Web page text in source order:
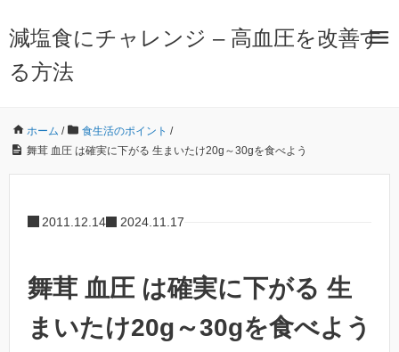
減塩食にチャレンジ – 高血圧を改善す
る方法
ホーム / 食生活のポイント /
舞茸 血圧 は確実に下がる 生まいたけ20g～30gを食べよう
2011.12.14 2024.11.17
舞茸 血圧 は確実に下がる 生
まいたけ20g～30gを食べよう